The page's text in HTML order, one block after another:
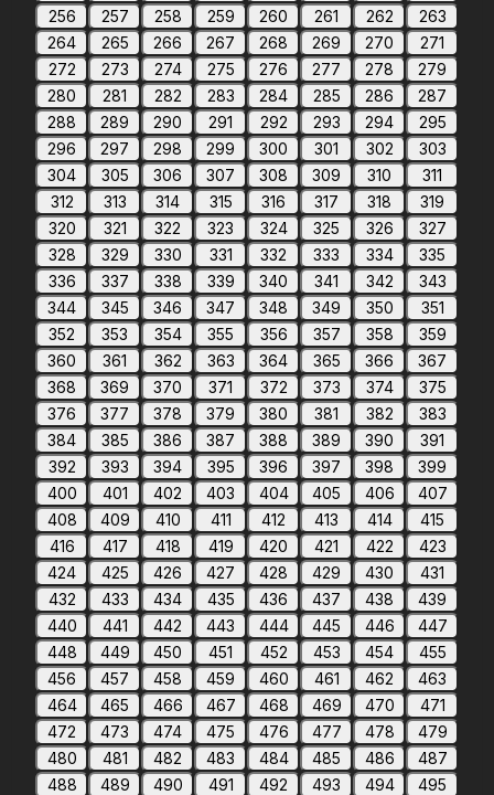
256
257 258 259 260 261 262
263
264
265 266 267 268 269 270
271
272
273 274 275 276 277 278
279
280
281 282 283 284 285 286
287
288
289 290 291 292 293 294
295
296
297 298 299 300 301 302
303
304
305 306 307 308 309 310
311
312
313 314 315 316 317 318
319
320
321 322 323 324 325 326
327
328
329 330 331 332 333 334
335
336
337 338 339 340 341 342
343
344
345 346 347 348 349 350
351
352
353 354 355 356 357 358
359
360
361 362 363 364 365 366
367
368
369 370 371 372 373 374
375
376
377 378 379 380 381 382
383
384
385 386 387 388 389 390
391
392
393 394 395 396 397 398
399
400
401 402 403 404 405 406
407
408
409 410 411 412 413 414
415
416
417 418 419 420 421 422
423
424
425 426 427 428 429 430
431
432
433 434 435 436 437 438
439
440
441 442 443 444 445 446
447
448
449 450 451 452 453 454
455
456
457 458 459 460 461 462
463
464
465 466 467 468 469 470
471
472
473 474 475 476 477 478
479
480
481 482 483 484 485 486
487
488
489 490 491 492 493 494
495